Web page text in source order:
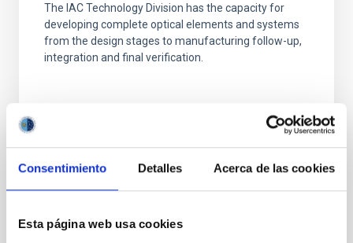
Consentimiento Detalles Acerca de las cookies
Esta página web usa cookies
The IAC Technology Division has the capacity for
developing complete optical elements and systems
from the design stages to manufacturing follow-up,
integration and final verification.
TYPE
EQUIMENT TYPE